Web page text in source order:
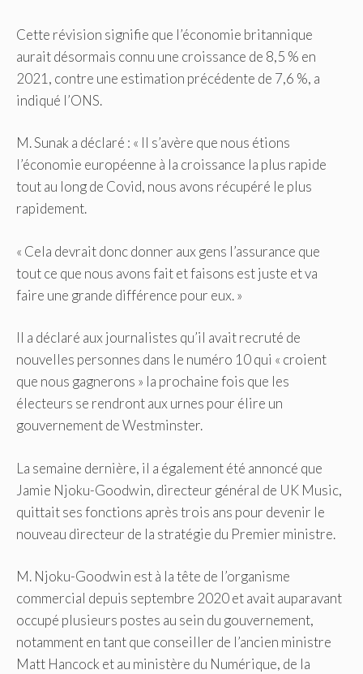
Cette révision signifie que l’économie britannique
aurait désormais connu une croissance de 8,5 % en
2021, contre une estimation précédente de 7,6 %, a
indiqué l’ONS.
M. Sunak a déclaré : « Il s’avère que nous étions
l’économie européenne à la croissance la plus rapide
tout au long de Covid, nous avons récupéré le plus
rapidement.
« Cela devrait donc donner aux gens l’assurance que
tout ce que nous avons fait et faisons est juste et va
faire une grande différence pour eux. »
Il a déclaré aux journalistes qu’il avait recruté de
nouvelles personnes dans le numéro 10 qui « croient
que nous gagnerons » la prochaine fois que les
électeurs se rendront aux urnes pour élire un
gouvernement de Westminster.
La semaine dernière, il a également été annoncé que
Jamie Njoku-Goodwin, directeur général de UK Music,
quittait ses fonctions après trois ans pour devenir le
nouveau directeur de la stratégie du Premier ministre.
M. Njoku-Goodwin est à la tête de l’organisme
commercial depuis septembre 2020 et avait auparavant
occupé plusieurs postes au sein du gouvernement,
notamment en tant que conseiller de l’ancien ministre
Matt Hancock et au ministère du Numérique, de la